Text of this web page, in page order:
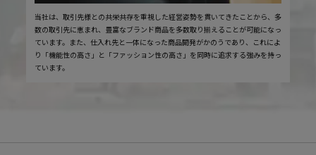
当社は、取引先様との共栄共存を重視した経営姿勢を貫いてきたことから、多
数の取引先に恵まれ、豊富なブランド商品を多数取り揃えることが可能になっ
ています。また、仕入れ先と一体になった商品開発がかのうであり、これによ
り「機能性の高さ」と「ファッション性の高さ」を同時に追求する強みを持っ
ています。